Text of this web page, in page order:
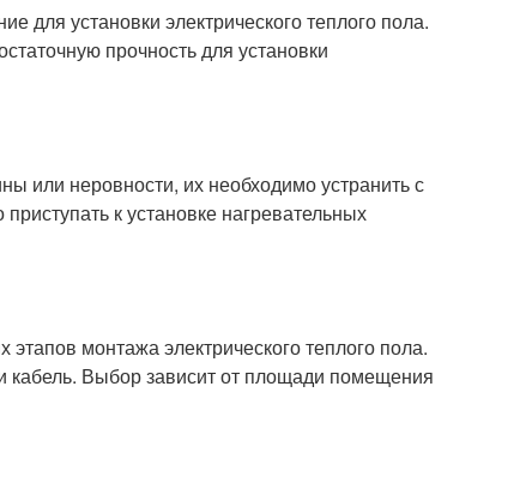
установки электрического теплого пола.
прочность для установки
или неровности, их необходимо устранить с
к установке нагревательных
монтажа электрического теплого пола.
кабель. Выбор зависит от площади помещения